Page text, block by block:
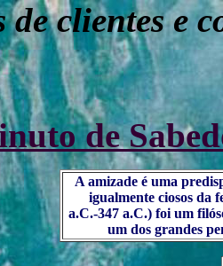
de clientes e
de
A amizade é uma
igualmente ciosos da
a.C.-347 a.C.) foi um
um dos grandes